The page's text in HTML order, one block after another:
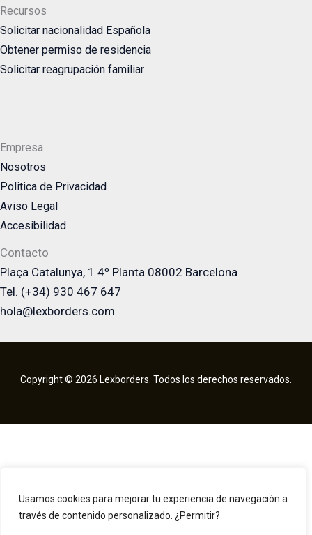
Usamos cookies para mejorar tu experiencia de navegación a
través de contenido personalizado. ¿Permitir?
Recursos
Solicitar nacionalidad Española
Obtener permiso de residencia
Solicitar reagrupación familiar
Empresa
Nosotros
Politica de Privacidad
Aviso Legal
Accesibilidad
Contacto
Plaça Catalunya, 1 4º Planta 08002 Barcelona
Tel. (+34) 930 467 647
hola@lexborders.com
Copyright © 2026 Lexborders. Todos los derechos reservados.